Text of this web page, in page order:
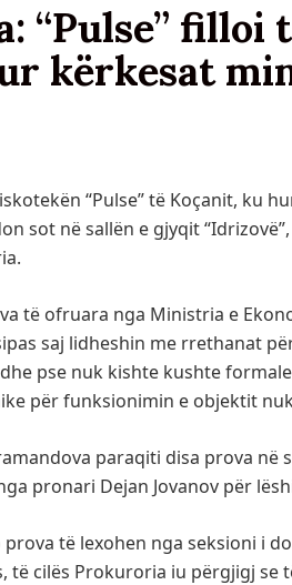
“Pulse” filloi
kërkesat
“Pulse” të Koçanit, ku
sot në sallën e gjyqit
të ofruara nga Ministria e
saj lidheshin me rrethanat
pse nuk kishte kushte
për funksionimin e objektit
paraqiti disa prova në
pronari Dejan Jovanov për
të lexohen nga seksioni i
të cilës Prokuroria iu përgjigj se